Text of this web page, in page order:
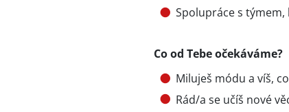
Spolupráce s
Co od Tebe očekáváme?
Miluješ módu a víš,
Rád/a se učíš nové